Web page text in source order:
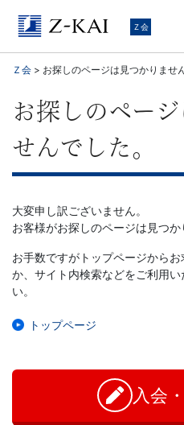
Ｚ
会
【公
式
サ
イ
ト】
自
ら
学
Ｚ会
Ｚ会 > お探しのページは見つかりませ
お探しのペー
せんでした。
大変申し訳ございません。
お客様がお探しのページは見つか
お手数ですがトップページから
か、サイト内検索などをご利用
い。
トップページ
入会